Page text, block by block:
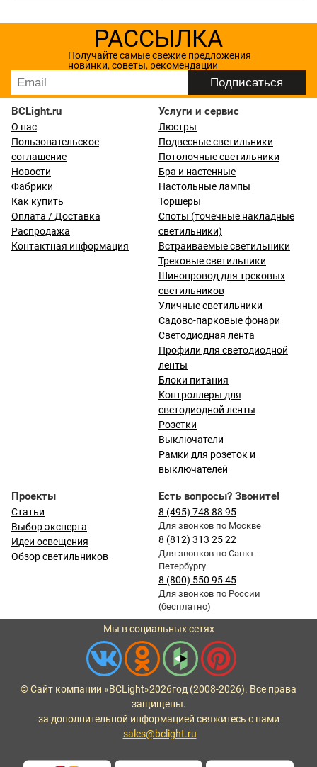
РАССЫЛКА
Получайте самые свежие предложения
новинки, советы, рекомендации
BCLight.ru
О нас
Пользовательское
соглашение
Новости
Фабрики
Как купить
Оплата / Доставка
Распродажа
Контактная информация
Услуги и сервис
Люстры
Подвесные светильники
Потолочные светильники
Бра и настенные
Настольные лампы
Торшеры
Споты (точечные накладные
светильники)
Встраиваемые светильники
Трековые светильники
Шинопровод для трековых
светильников
Уличные светильники
Садово-парковые фонари
Светодиодная лента
Профили для светодиодной
ленты
Блоки питания
Контроллеры для
светодиодной ленты
Розетки
Выключатели
Рамки для розеток и
выключателей
Проекты
Статьи
Выбор эксперта
Идеи освещения
Обзор светильников
Есть вопросы? Звоните!
8 (495) 748 88 95
Для звонков по Москве
8 (812) 313 25 22
Для звонков по Санкт-
Петербургу
8 (800) 550 95 45
Для звонков по России
(бесплатно)
Мы в социальных сетях
© Сайт компании «BCLight»2026год (2008-2026). Все права
защищены.
за дополнительной информацией свяжитесь с нами
sales@bclight.ru